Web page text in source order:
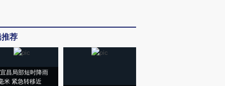
荐
昌局部短时降雨
米 紧急转移近